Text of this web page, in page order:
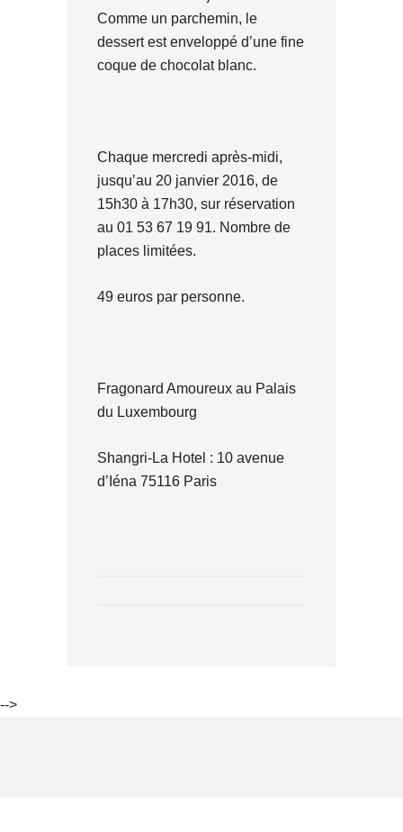
Comme un parchemin, le
dessert est enveloppé d’une fine
coque de chocolat blanc.
Chaque mercredi après-midi,
jusqu’au 20 janvier 2016, de
15h30 à 17h30, sur réservation
au 01 53 67 19 91. Nombre de
places limitées.
49 euros par personne.
Fragonard Amoureux au Palais
du Luxembourg
Shangri-La Hotel : 10 avenue
d’Iéna 75116 Paris
-->